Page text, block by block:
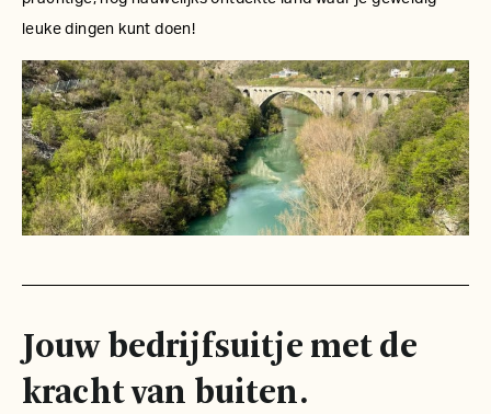
leuke dingen kunt doen!
Jouw bedrijfsuitje met de
kracht van buiten.